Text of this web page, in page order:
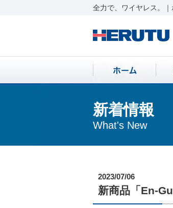
全力で、ワイヤレス。
新着情報
What's New
2023/07/06
新商品「En-